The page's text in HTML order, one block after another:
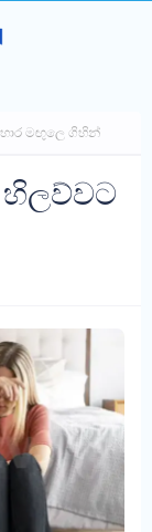
මඟුලෙ ගිහින්
හිලව්වට